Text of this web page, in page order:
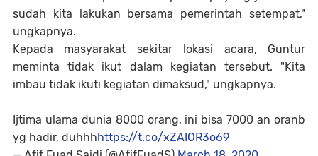
sudah kita lakukan bersama pemerintah setempat,"
ungkapnya.
Kepada masyarakat sekitar lokasi acara, Guntur
meminta tidak ikut dalam kegiatan tersebut. "Kita
imbau tidak ikuti kegiatan dimaksud," ungkapnya.
Ijtima ulama dunia 8000 orang, ini bisa 7000 an oranb
yg hadir, duhhhhttps://t.co/xZAIOR3o69